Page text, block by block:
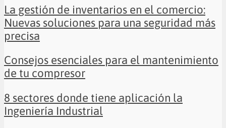
La gestión de inventarios en el comercio:
Nuevas soluciones para una seguridad más
precisa
Consejos esenciales para el mantenimiento
de tu compresor
8 sectores donde tiene aplicación la
Ingeniería Industrial